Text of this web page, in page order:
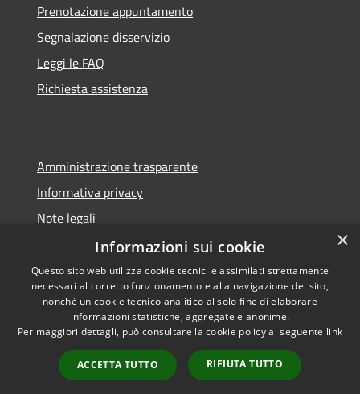
Prenotazione appuntamento
Segnalazione disservizio
Leggi le FAQ
Richiesta assistenza
Amministrazione trasparente
Informativa privacy
Note legali
Dichiarazione di accessibilità
RSS
Accessibilità
Copyright © 2026 • Comune di
Pisciotta • Powered by
Municipium•
Accesso
redazione
×
Informazioni sui cookie
Questo sito web utilizza cookie tecnici e assimilati strettamente
necessari al corretto funzionamento e alla navigazione del sito,
nonché un cookie tecnico analitico al solo fine di elaborare
informazioni statistiche, aggregate e anonime.
Per maggiori dettagli, può consultare la cookie policy al seguente link
ACCETTA TUTTO RIFIUTA TUTTO